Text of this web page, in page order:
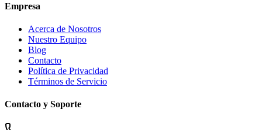
Empresa
Acerca de Nosotros
Nuestro Equipo
Blog
Contacto
Política de Privacidad
Términos de Servicio
Contacto y Soporte